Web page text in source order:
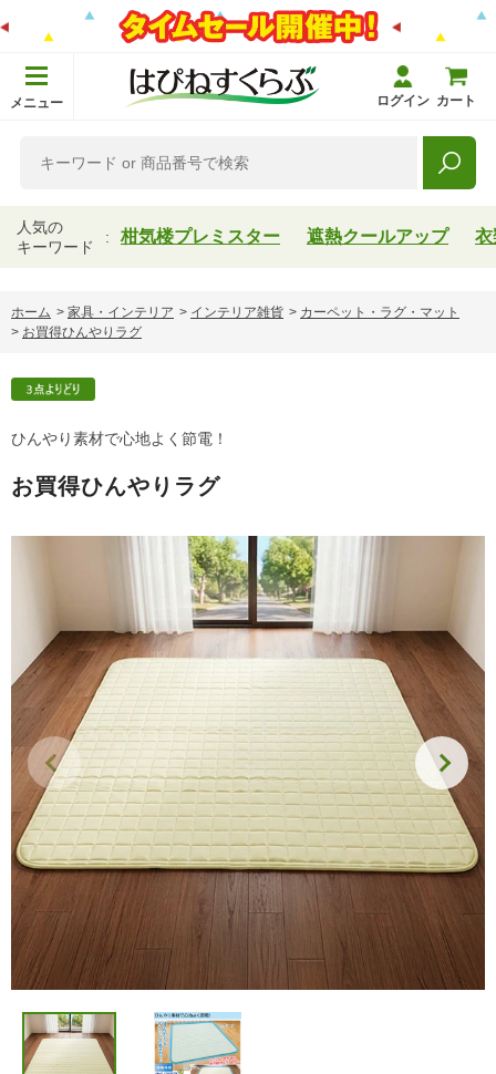
メニュー ログイン カート
人気の
キーワード
柑気楼プレミスター 遮熱クールアップ 衣
ホーム > 家具・インテリア > インテリア雑貨 > カーペット・ラグ・マット
> お買得ひんやりラグ
ひんやり素材で心地よく節電！
お買得ひんやりラグ